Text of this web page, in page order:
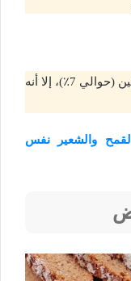
يحتوي على نسبة منخفضة من الغلوتين (حوالي 7٪)، إلا أنه
والشعير نفس